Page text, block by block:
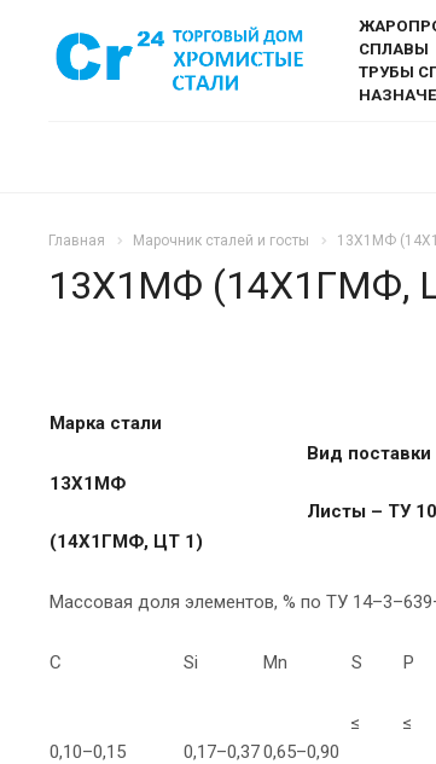
СПЛАВЫ
ТРУБЫ
Главная Марочник сталей и госты 13Х1МФ
13Х1МФ (14Х1ГМФ,
Марка стали
Вид поставки
Листы – ТУ
13Х1МФ
(14Х1ГМФ, ЦТ 1)
Массовая доля элементов, % по ТУ
C Si Mn S P
0,10–0,15 0,17–0,370,65–0,90
≤ ≤